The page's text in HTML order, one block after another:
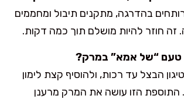
בהדרגה, מתקנים תיבול ומחממים
זה חוזר להיות מושלם תוך כמה דקות.
טעם “של אמא” במרק?
הבצל עד רכות, ולהוסיף קצת לימון
התוספת הזו עושה את המרק מרענן